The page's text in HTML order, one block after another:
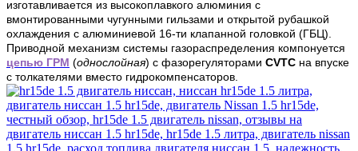
изготавливается из высокоплавкого алюминия с
вмонтированными чугунными гильзами и открытой рубашкой
охлаждения с алюминиевой 16-ти клапанной головкой (ГБЦ).
Приводной механизм системы газораспределения компонуется
цепью ГРМ (однослойная) с фазорегуляторами CVTC на впуске
с толкателями вместо гидрокомпенсаторов.